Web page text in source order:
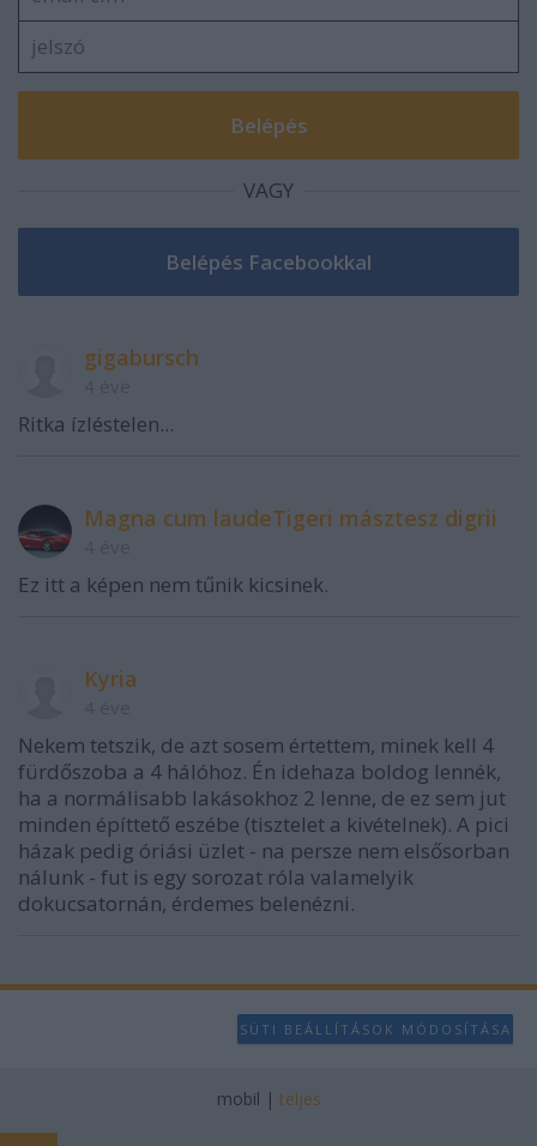
VAGY
gigabursch
Ritka ízléstelen...
Magna cum laudeTigeri másztesz digrii
Ez itt a képen nem tűnik kicsinek.
Kyria
Nekem tetszik, de azt sosem értettem, minek kell 4
fürdőszoba a 4 hálóhoz. Én idehaza boldog lennék,
ha a normálisabb lakásokhoz 2 lenne, de ez sem jut
minden építtető eszébe (tisztelet a kivételnek). A pici
házak pedig óriási üzlet - na persze nem elsősorban
nálunk - fut is egy sorozat róla valamelyik
dokucsatornán, érdemes belenézni.
SÜTI BEÁLLÍTÁSOK MÓDOSÍTÁSA
mobil | teljes